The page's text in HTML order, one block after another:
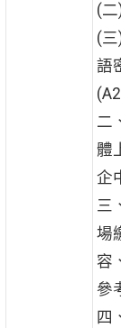
(
(
語
二
體
企
三
場
容
參
四